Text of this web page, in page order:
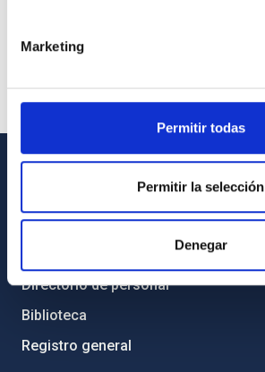
Marketing
Permitir todas
Permitir la selección
Denegar
INFORMACIÓN GENERAL
Contacto
Directorio de personal
Biblioteca
Registro general